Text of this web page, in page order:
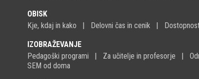
OBISK
Kje, kdaj in kako
Delovni čas in cenik
IZOBRAŽEVANJE
Pedagoški programi
Za učitelje in profesorje
SEM od doma